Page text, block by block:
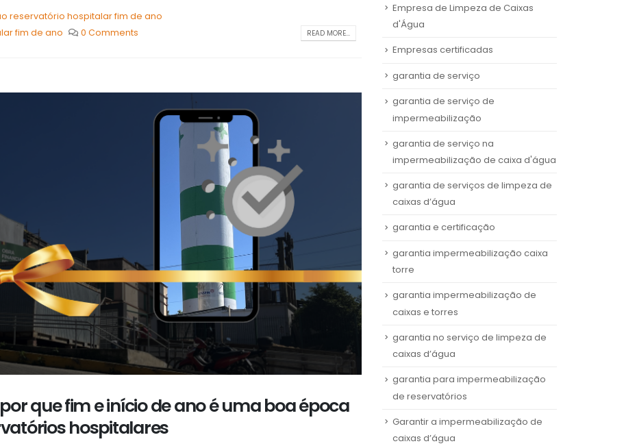
reservatório hospitalar fim de ano
fim de ano
0 Comments READ MORE...
que fim e início de ano é uma boa época
hospitalares
Empresa de Limpeza de Caixas
d'Água
Empresas certificadas
garantia de serviço
garantia de serviço de
impermeabilização
garantia de serviço na
impermeabilização de caixa d'água
garantia de serviços de limpeza de
caixas d’água
garantia e certificação
garantia impermeabilização caixa
torre
garantia impermeabilização de
caixas e torres
garantia no serviço de limpeza de
caixas d’água
garantia para impermeabilização
de reservatórios
Garantir a impermeabilização de
caixas d’água